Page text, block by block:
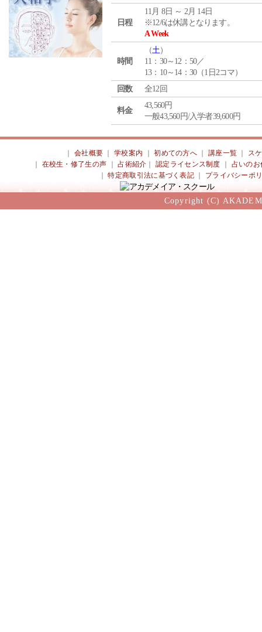
日程
11月 8日 ～ 2月 14日
※12/6は休講となります。
A Week
時間
（土）
11：30～12：50／
13：10～14：30（1日2コマ）
回数
全12回
料金
43,560円
一般43,560円/入学者39,600円
会社概要 ｜学校案内 ｜初めての方へ 講座一覧
ス
在校生・修了生の声 ｜占術紹介 ｜認定ライセンス制度
占いのお
｜特定商取引法に基づく表記 プライバシーポ
Copyright (C)